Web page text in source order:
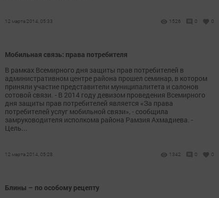
12 марта 2014, 05:33 1526 0 0
Мобильная связь: права потребителя
В рамках Всемирного дня защиты прав потребителей в
административном центре района прошел семинар, в котором
приняли участие представители муниципалитета и салонов
сотовой связи. - В 2014 году девизом проведения Всемирного
дня защиты прав потребителей является «За права
потребителей услуг мобильной связи», - сообщила
замруководителя исполкома района Рамзия Ахмадиева. -
Цель...
12 марта 2014, 05:28 1342 0 0
Блины – по особому рецепту